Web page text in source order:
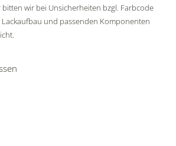
wir bei Unsicherheiten bzgl. Farbcode
und passenden Komponenten